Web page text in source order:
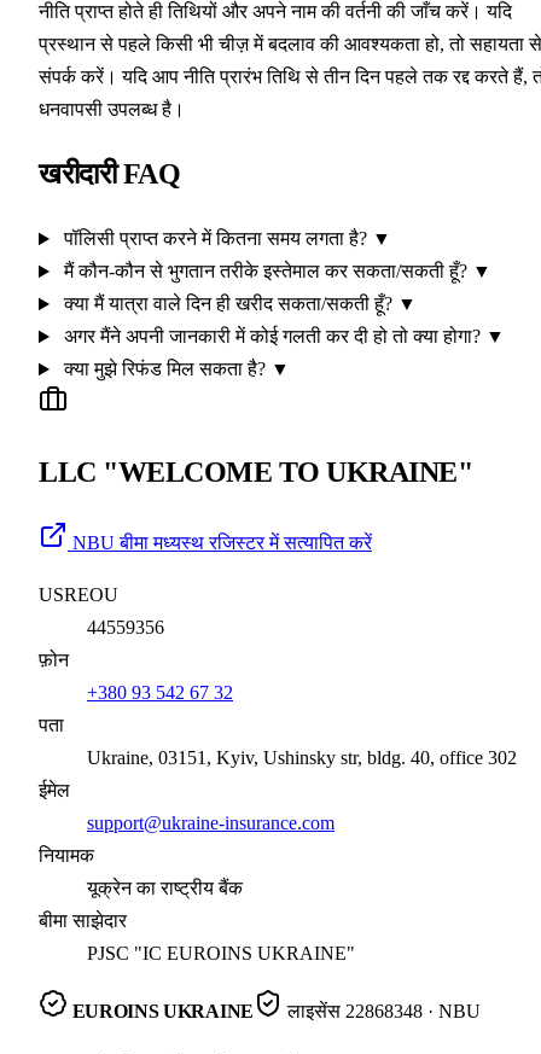
नीति प्राप्त होते ही तिथियों और अपने नाम की वर्तनी की जाँच करें। यदि
प्रस्थान से पहले किसी भी चीज़ में बदलाव की आवश्यकता हो, तो सहायता से
संपर्क करें। यदि आप नीति प्रारंभ तिथि से तीन दिन पहले तक रद्द करते हैं,
धनवापसी उपलब्ध है।
खरीदारी FAQ
पॉलिसी प्राप्त करने में कितना समय लगता है? ▼
मैं कौन-कौन से भुगतान तरीके इस्तेमाल कर सकता/सकती हूँ? ▼
क्या मैं यात्रा वाले दिन ही खरीद सकता/सकती हूँ? ▼
अगर मैंने अपनी जानकारी में कोई गलती कर दी हो तो क्या होगा? ▼
क्या मुझे रिफंड मिल सकता है? ▼
LLC "WELCOME TO UKRAINE"
NBU बीमा मध्यस्थ रजिस्टर में सत्यापित करें
USREOU
44559356
फ़ोन
+380 93 542 67 32
पता
Ukraine, 03151, Kyiv, Ushinsky str, bldg. 40, office 302
ईमेल
support@ukraine-insurance.com
नियामक
यूक्रेन का राष्ट्रीय बैंक
बीमा साझेदार
PJSC "IC EUROINS UKRAINE"
EUROINS UKRAINE लाइसेंस 22868348· NBU